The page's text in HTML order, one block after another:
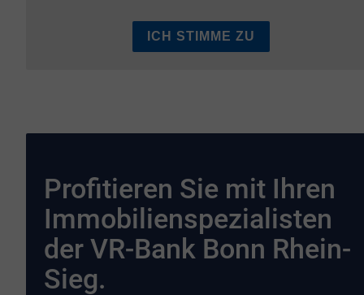
ICH STIMME ZU
Profitieren Sie mit Ihren
Immobilienspezialisten
der VR-Bank Bonn Rhein-
Sieg.